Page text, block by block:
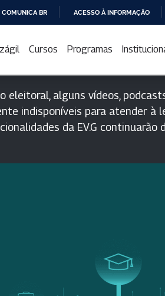
PARA
CONTEÚDO
COMUNICA BR ACESSO À INFORMAÇÃO
Cursos Programas
eleitoral, alguns vídeos,
indisponíveis para atender à
da EV.G continuarão